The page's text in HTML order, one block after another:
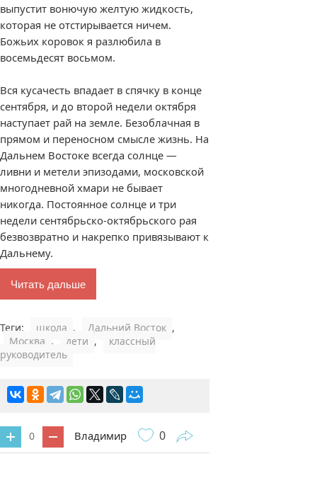
выпустит вонючую желтую жидкость,
которая не отстирывается ничем.
Божьих коровок я разлюбила в
восемьдесят восьмом.
Вся кусачесть впадает в спячку в конце
сентября, и до второй недели октября
наступает рай на земле. Безоблачная в
прямом и переносном смысле жизнь. На
Дальнем Востоке всегда солнце —
ливни и метели эпизодами, московской
многодневной хмари не бывает
никогда. Постоянное солнце и три
недели сентябрьско-октябрьского рая
безвозвратно и накрепко привязывают к
Дальнему.
Читать дальше
Теги: школа , Дальний Восток ,
Москва , дети ,
классный
руководитель
0 Владимир
0